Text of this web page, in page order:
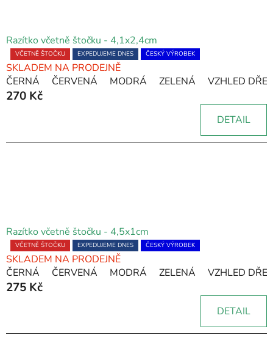
Razítko včetně štočku - 4,1x2,4cm
Průměrné
hodnocení
produktu
je
VČETNĚ ŠTOČKU EXPEDUJEME DNES ČESKÝ VÝROBEK
SKLADEM NA PRODEJNĚ
ČERNÁ
ČERVENÁ MODRÁ ZELENÁ VZHLED
270 Kč
DETAIL
Razítko včetně štočku - 4,5x1cm
Průměrné
hodnocení
produktu
je
VČETNĚ ŠTOČKU EXPEDUJEME DNES ČESKÝ VÝROBEK
SKLADEM NA PRODEJNĚ
ČERNÁ
ČERVENÁ MODRÁ ZELENÁ VZHLED
275 Kč
DETAIL